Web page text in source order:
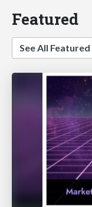
Featured
See All Featured